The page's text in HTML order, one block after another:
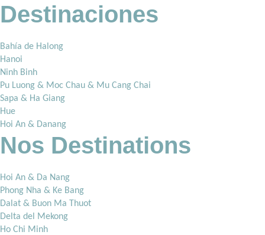
Destinaciones
Bahía de Halong
Hanoi
Ninh Binh
Pu Luong & Moc Chau & Mu Cang Chai
Sapa & Ha Giang
Hue
Hoi An & Danang
Nos Destinations
Hoi An & Da Nang
Phong Nha & Ke Bang
Dalat & Buon Ma Thuot
Delta del Mekong
Ho Chi Minh